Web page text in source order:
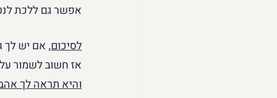
אפשר גם ללכת
לסיכום, אם יש לך
אז חשוב לשמור
והיא תראה לך